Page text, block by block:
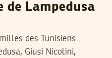
de Lampedusa
des Tunisiens
Giusi Nicolini,